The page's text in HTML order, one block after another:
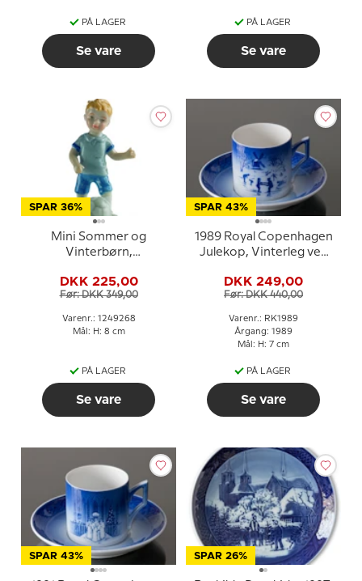
PÅ LAGER
Se vare
PÅ LAGER
Se vare
SPAR 36%
Mini Sommer og
Vinterbørn,
Copenhagen figur nr.
268
DKK 225,00
Før: DKK 349,00
Varenr.: 1249268
Mål: H: 8 cm
PÅ LAGER
Se vare
SPAR 43%
1989 Royal Copenhagen
Julekop, Vinterleg ved
DKK 249,00
Før: DKK 440,00
Varenr.: RK1989
Årgang: 1989
Mål: H: 7 cm
PÅ LAGER
Se vare
SPAR 43% SPAR 26%